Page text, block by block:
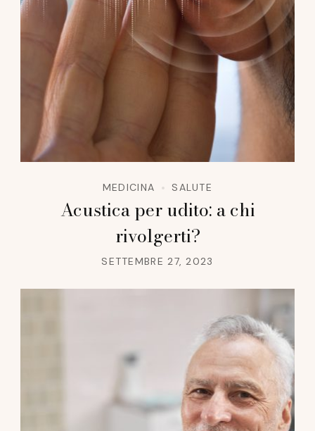
MEDICINA SALUTE
Acustica per udito: a chi
rivolgerti?
SETTEMBRE 27, 2023